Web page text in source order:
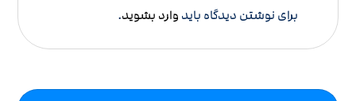
برای نوشتن دیدگاه باید وارد بشوید.